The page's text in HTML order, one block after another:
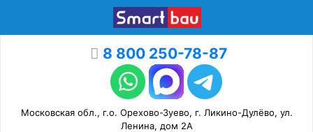
8 800 250-78-87
Московская обл., г.о. Орехово-Зуево, г. Ликино-Дулёво, ул.
Ленина, дом 2А